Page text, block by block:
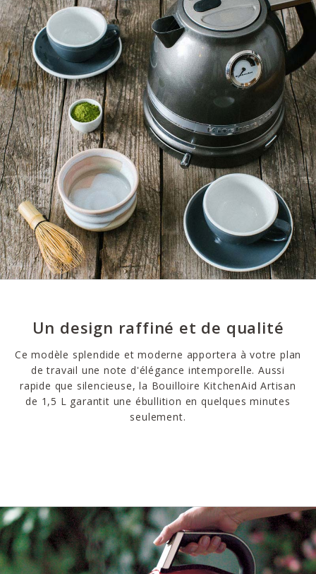
Un design raffiné et de qualité
Ce modèle splendide et moderne apportera à votre plan
de travail une note d'élégance intemporelle. Aussi
rapide que silencieuse, la Bouilloire KitchenAid Artisan
de 1,5 L garantit une ébullition en quelques minutes
seulement.